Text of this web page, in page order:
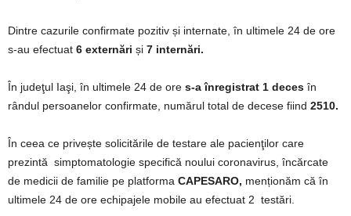
Dintre cazurile confirmate pozitiv și internate, în ultimele 24 de ore
s-au efectuat 6 externări și 7 internări.
În judeţul Iaşi, în ultimele 24 de ore s-a înregistrat 1 deces în
rândul persoanelor confirmate, numărul total de decese fiind 2510.
În ceea ce privește solicitările de testare ale pacienţilor care
prezintă simptomatologie specifică noului coronavirus, încărcate
de medicii de familie pe platforma CAPESARO, menționăm că în
ultimele 24 de ore echipajele mobile au efectuat 2 testări.